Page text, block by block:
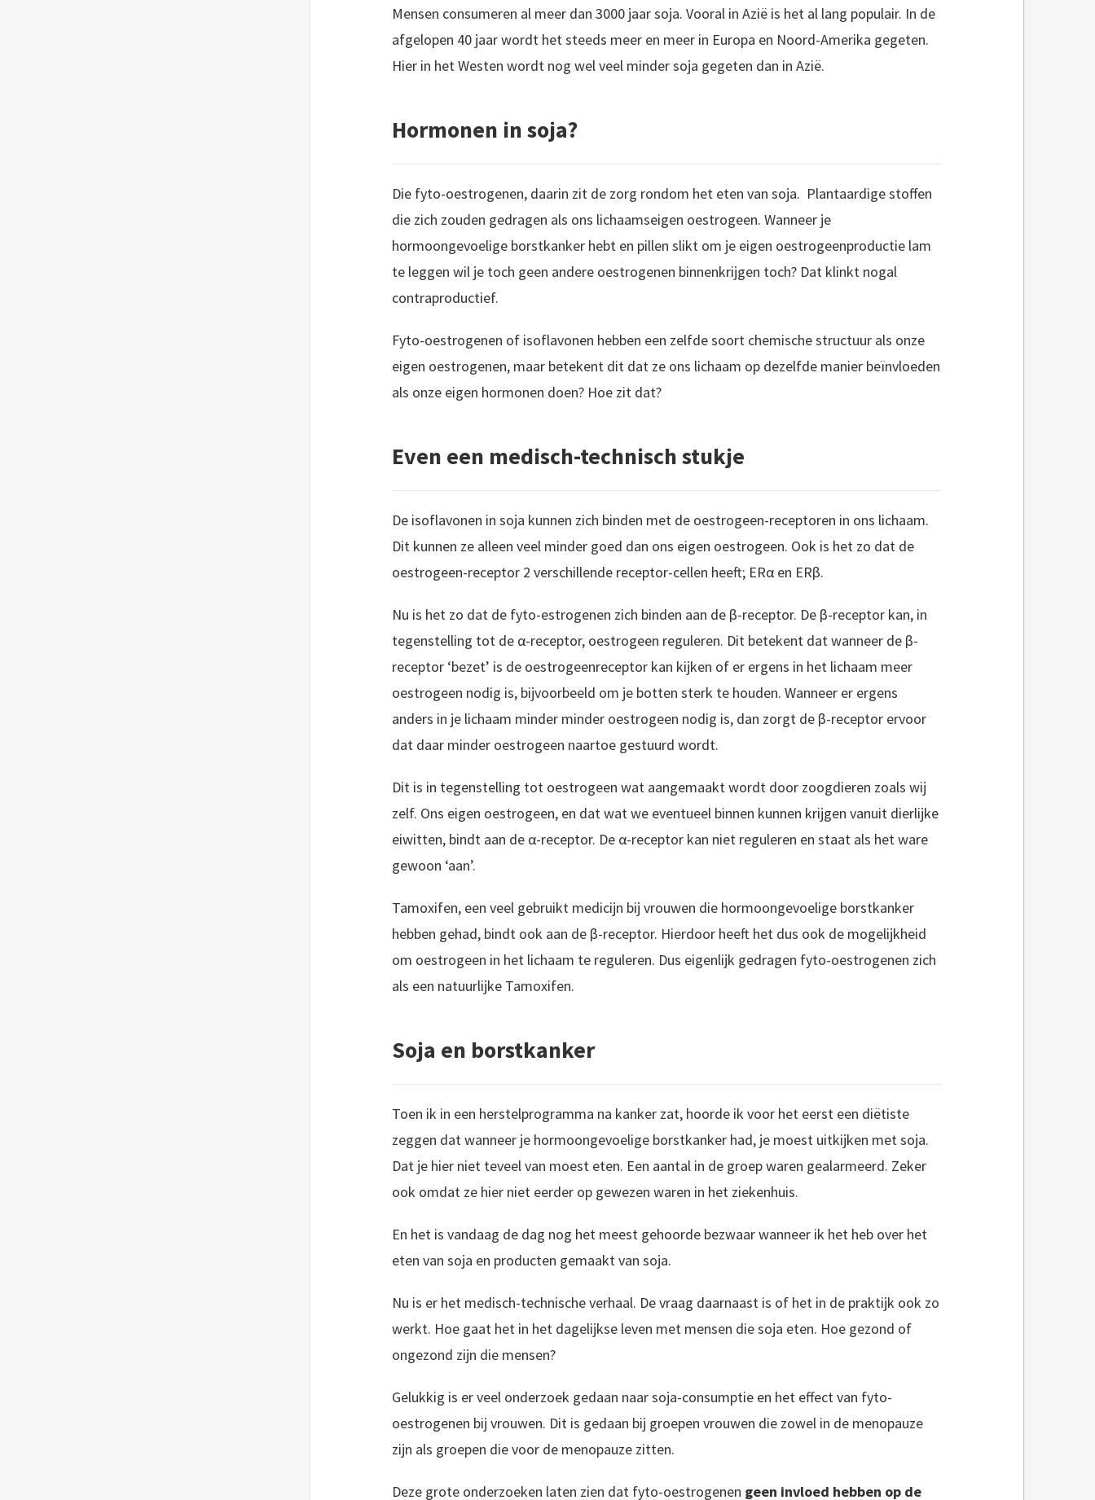
Mensen consumeren al meer dan 3000 jaar soja. Vooral in Azië is het al lang populair. In de
afgelopen 40 jaar wordt het steeds meer en meer in Europa en Noord-Amerika gegeten.
Hier in het Westen wordt nog wel veel minder soja gegeten dan in Azië.
Hormonen in soja?
Die fyto-oestrogenen, daarin zit de zorg rondom het eten van soja. Plantaardige stoffen
die zich zouden gedragen als ons lichaamseigen oestrogeen. Wanneer je
hormoongevoelige borstkanker hebt en pillen slikt om je eigen oestrogeenproductie lam
te leggen wil je toch geen andere oestrogenen binnenkrijgen toch? Dat klinkt nogal
contraproductief.
Fyto-oestrogenen of isoflavonen hebben een zelfde soort chemische structuur als onze
eigen oestrogenen, maar betekent dit dat ze ons lichaam op dezelfde manier beïnvloeden
als onze eigen hormonen doen? Hoe zit dat?
Even een medisch-technisch stukje
De isoflavonen in soja kunnen zich binden met de oestrogeen-receptoren in ons lichaam.
Dit kunnen ze alleen veel minder goed dan ons eigen oestrogeen. Ook is het zo dat de
oestrogeen-receptor 2 verschillende receptor-cellen heeft; ERα en ERβ.
Nu is het zo dat de fyto-estrogenen zich binden aan de β-receptor. De β-receptor kan, in
tegenstelling tot de α-receptor, oestrogeen reguleren. Dit betekent dat wanneer de β-
receptor ‘bezet’ is de oestrogeenreceptor kan kijken of er ergens in het lichaam meer
oestrogeen nodig is, bijvoorbeeld om je botten sterk te houden. Wanneer er ergens
anders in je lichaam minder minder oestrogeen nodig is, dan zorgt de β-receptor ervoor
dat daar minder oestrogeen naartoe gestuurd wordt.
Dit is in tegenstelling tot oestrogeen wat aangemaakt wordt door zoogdieren zoals wij
zelf. Ons eigen oestrogeen, en dat wat we eventueel binnen kunnen krijgen vanuit dierlijke
eiwitten, bindt aan de α-receptor. De α-receptor kan niet reguleren en staat als het ware
gewoon ‘aan’.
Tamoxifen, een veel gebruikt medicijn bij vrouwen die hormoongevoelige borstkanker
hebben gehad, bindt ook aan de β-receptor. Hierdoor heeft het dus ook de mogelijkheid
om oestrogeen in het lichaam te reguleren. Dus eigenlijk gedragen fyto-oestrogenen zich
als een natuurlijke Tamoxifen.
Soja en borstkanker
Toen ik in een herstelprogramma na kanker zat, hoorde ik voor het eerst een diëtiste
zeggen dat wanneer je hormoongevoelige borstkanker had, je moest uitkijken met soja.
Dat je hier niet teveel van moest eten. Een aantal in de groep waren gealarmeerd. Zeker
ook omdat ze hier niet eerder op gewezen waren in het ziekenhuis.
En het is vandaag de dag nog het meest gehoorde bezwaar wanneer ik het heb over het
eten van soja en producten gemaakt van soja.
Nu is er het medisch-technische verhaal. De vraag daarnaast is of het in de praktijk ook zo
werkt. Hoe gaat het in het dagelijkse leven met mensen die soja eten. Hoe gezond of
ongezond zijn die mensen?
Gelukkig is er veel onderzoek gedaan naar soja-consumptie en het effect van fyto-
oestrogenen bij vrouwen. Dit is gedaan bij groepen vrouwen die zowel in de menopauze
zijn als groepen die voor de menopauze zitten.
Deze grote onderzoeken laten zien dat fyto-oestrogenen geen invloed hebben op de